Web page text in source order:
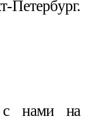
с нами на